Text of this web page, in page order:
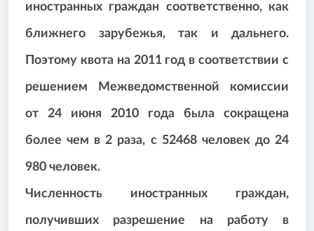
иностранных граждан соответственно, как
ближнего зарубежья, так и дальнего.
Поэтому квота на 2011 год в соответствии с
решением Межведомственной комиссии
от 24 июня 2010 года была сокращена
более чем в 2 раза, с 52468 человек до 24
980 человек.
Численность иностранных граждан,
получивших разрешение на работу в